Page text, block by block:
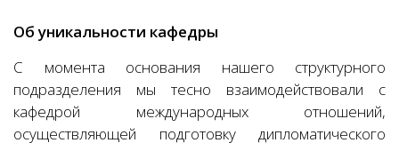
Об уникальности кафедры
С момента основания нашего структурного
подразделения мы тесно взаимодействовали с
кафедрой международных отношений,
осуществляющей подготовку дипломатического